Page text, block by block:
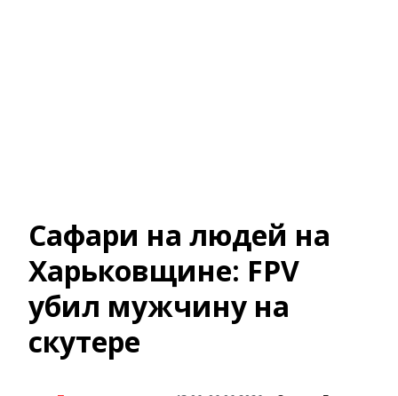
Сафари на людей на
Харьковщине: FPV
убил мужчину на
скутере